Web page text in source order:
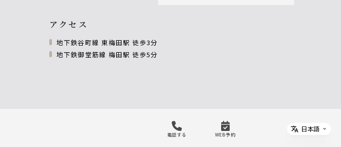
アクセス
地下鉄谷町線 東梅田駅 徒歩3分
地下鉄御堂筋線 梅田駅 徒歩5分
電話する WEB予約 Select
日本語